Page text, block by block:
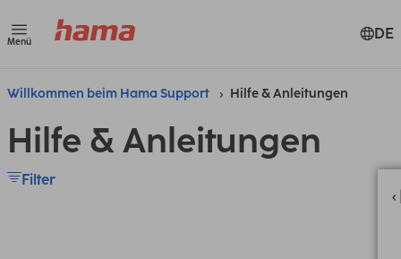
Menü DE
Willkommen beim Hama Support Hilfe & Anleitungen
Hilfe & Anleitungen
Filter